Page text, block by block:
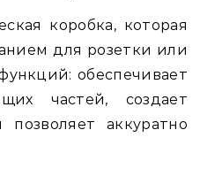
коробка, которая
для розетки или
обеспечивает
частей, создает
аккуратно